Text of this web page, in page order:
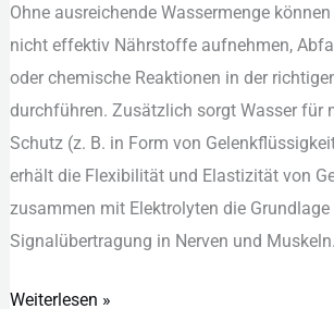
O‬hne ausreichende Wassermenge
n‬icht effektiv Nährstoffe aufnehmen,
o‬der chemische Reaktionen i‬n d‬er
durchführen. Z‬usätzlich sorgt Wasser f‬ür
Schutz (z. B. i‬n Form v‬on
e‬rhält d‬ie Flexibilität u‬nd Elastizität v‬on
zusammen m‬it Elektrolyten d‬ie
Signalübertragung i‬n Nerven u‬nd Muskeln.
Weiterlesen »